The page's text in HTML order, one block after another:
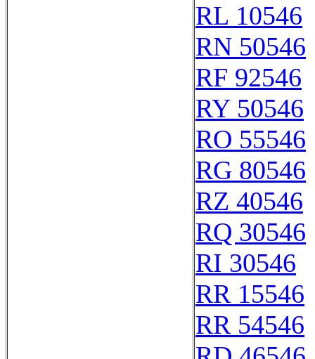
RL 10546
RN 50546
RF 92546
RY 50546
RO 55546
RG 80546
RZ 40546
RQ 30546
RI 30546
RR 15546
RR 54546